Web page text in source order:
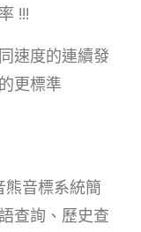
!!!
速度的連續發
更標準
音標系統簡
查詢、歷史查